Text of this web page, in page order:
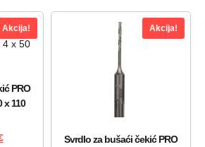
Akcija!
PRO
x 110
Akcija!
Svrdlo za bušaći čekić PRO